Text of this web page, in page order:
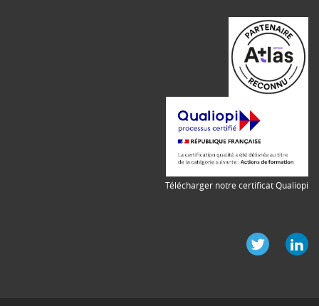
Télécharger notre certificat Qualiopi